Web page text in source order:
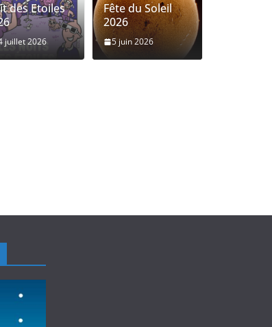
des Etoiles
juillet 2026
Fête du Soleil
2026
5 juin 2026